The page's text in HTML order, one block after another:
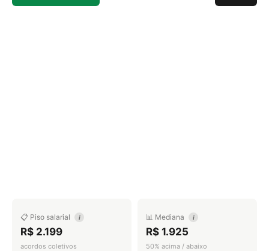
📋 Piso salarial i
R$ 2.199
acordos coletivos
📊 Mediana i
R$ 1.925
50% acima / abaixo